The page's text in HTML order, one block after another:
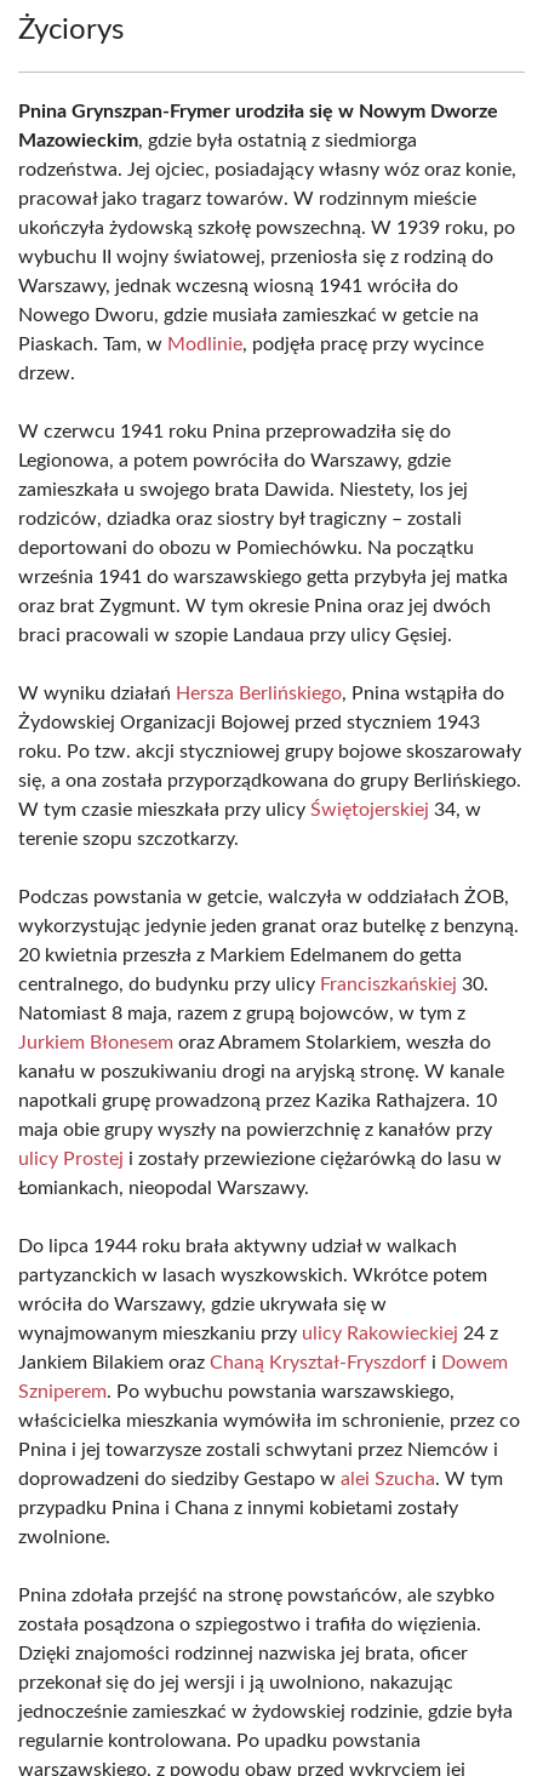
Życiorys
Pnina Grynszpan-Frymer urodziła się w Nowym Dworze
Mazowieckim, gdzie była ostatnią z siedmiorga
rodzeństwa. Jej ojciec, posiadający własny wóz oraz konie,
pracował jako tragarz towarów. W rodzinnym mieście
ukończyła żydowską szkołę powszechną. W 1939 roku, po
wybuchu II wojny światowej, przeniosła się z rodziną do
Warszawy, jednak wczesną wiosną 1941 wróciła do
Nowego Dworu, gdzie musiała zamieszkać w getcie na
Piaskach. Tam, w Modlinie, podjęła pracę przy wycince
drzew.
W czerwcu 1941 roku Pnina przeprowadziła się do
Legionowa, a potem powróciła do Warszawy, gdzie
zamieszkała u swojego brata Dawida. Niestety, los jej
rodziców, dziadka oraz siostry był tragiczny – zostali
deportowani do obozu w Pomiechówku. Na początku
września 1941 do warszawskiego getta przybyła jej matka
oraz brat Zygmunt. W tym okresie Pnina oraz jej dwóch
braci pracowali w szopie Landaua przy ulicy Gęsiej.
W wyniku działań Hersza Berlińskiego, Pnina wstąpiła do
Żydowskiej Organizacji Bojowej przed styczniem 1943
roku. Po tzw. akcji styczniowej grupy bojowe skoszarowały
się, a ona została przyporządkowana do grupy Berlińskiego.
W tym czasie mieszkała przy ulicy Świętojerskiej 34, w
terenie szopu szczotkarzy.
Podczas powstania w getcie, walczyła w oddziałach ŻOB,
wykorzystując jedynie jeden granat oraz butelkę z benzyną.
20 kwietnia przeszła z Markiem Edelmanem do getta
centralnego, do budynku przy ulicy Franciszkańskiej 30.
Natomiast 8 maja, razem z grupą bojowców, w tym z
Jurkiem Błonesem oraz Abramem Stolarkiem, weszła do
kanału w poszukiwaniu drogi na aryjską stronę. W kanale
napotkali grupę prowadzoną przez Kazika Rathajzera. 10
maja obie grupy wyszły na powierzchnię z kanałów przy
ulicy Prostej i zostały przewiezione ciężarówką do lasu w
Łomiankach, nieopodal Warszawy.
Do lipca 1944 roku brała aktywny udział w walkach
partyzanckich w lasach wyszkowskich. Wkrótce potem
wróciła do Warszawy, gdzie ukrywała się w
wynajmowanym mieszkaniu przy ulicy Rakowieckiej 24 z
Jankiem Bilakiem oraz Chaną Kryształ-Fryszdorf i Dowem
Szniperem. Po wybuchu powstania warszawskiego,
właścicielka mieszkania wymówiła im schronienie, przez co
Pnina i jej towarzysze zostali schwytani przez Niemców i
doprowadzeni do siedziby Gestapo w alei Szucha. W tym
przypadku Pnina i Chana z innymi kobietami zostały
zwolnione.
Pnina zdołała przejść na stronę powstańców, ale szybko
została posądzona o szpiegostwo i trafiła do więzienia.
Dzięki znajomości rodzinnej nazwiska jej brata, oficer
przekonał się do jej wersji i ją uwolniono, nakazując
jednocześnie zamieszkać w żydowskiej rodzinie, gdzie była
regularnie kontrolowana. Po upadku powstania
warszawskiego, z powodu obaw przed wykryciem jej